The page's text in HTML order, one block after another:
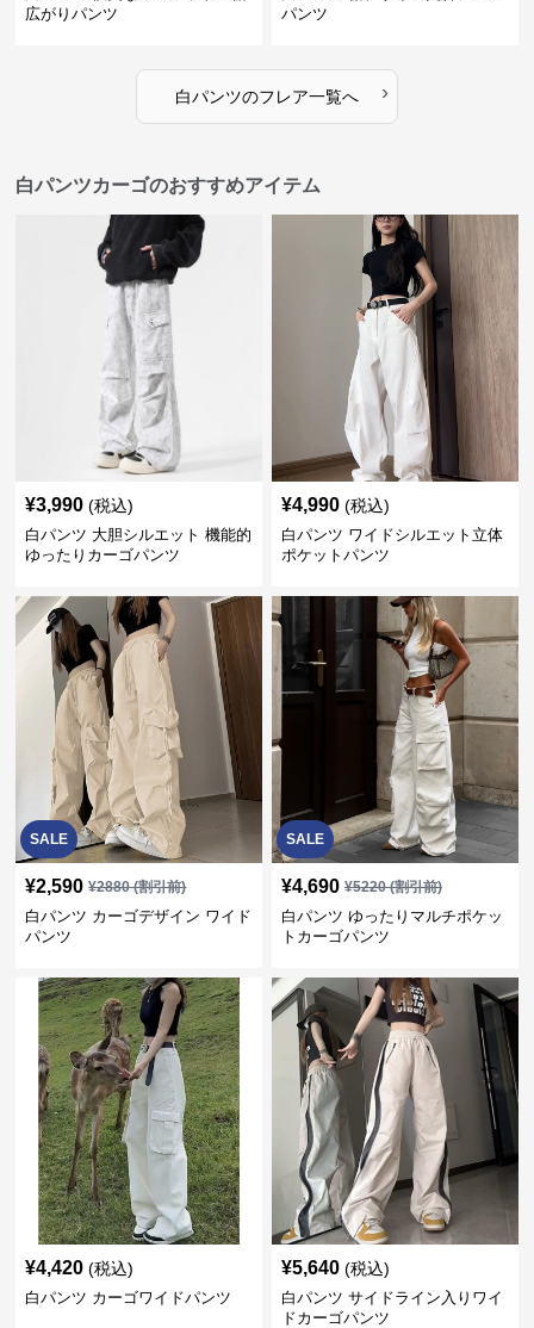
広がりパンツ
パンツ
白パンツのフレア一覧へ ›
白パンツカーゴのおすすめアイテム
¥3,990 (税込)
白パンツ 大胆シルエット 機能的
ゆったりカーゴパンツ
¥4,990 (税込)
白パンツ ワイドシルエット立体
ポケットパンツ
SALE
¥2,590 ¥2880(割引前)
白パンツ カーゴデザイン ワイド
パンツ
SALE
¥4,690 ¥5220(割引前)
白パンツ ゆったりマルチポケッ
トカーゴパンツ
¥4,420 (税込)
白パンツ カーゴワイドパンツ
¥5,640 (税込)
白パンツ サイドライン入りワイ
ドカーゴパンツ